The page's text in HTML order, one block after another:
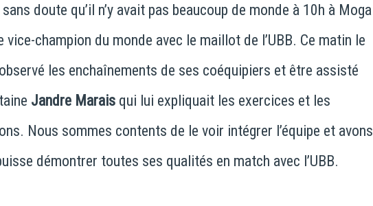
doute qu’il n’y avait pas beaucoup de monde à 10h à Moga
vice-champion du monde avec le maillot de l’UBB. Ce matin le
les enchaînements de ses coéquipiers et être assisté
Jandre Marais qui lui expliquait les exercices et les
Nous sommes contents de le voir intégrer l’équipe et avons
démontrer toutes ses qualités en match avec l’UBB.